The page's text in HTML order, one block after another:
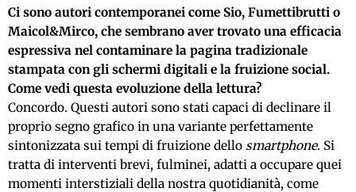
Ci sono autori contemporanei come Sio, Fumettibrutti o
Maicol&Mirco, che sembrano aver trovato una efficacia
espressiva nel contaminare la pagina tradizionale
stampata con gli schermi digitali e la fruizione social.
Come vedi questa evoluzione della lettura?
Concordo. Questi autori sono stati capaci di declinare il
proprio segno grafico in una variante perfettamente
sintonizzata sui tempi di fruizione dello smartphone. Si
tratta di interventi brevi, fulminei, adatti a occupare quei
momenti interstiziali della nostra quotidianità, come